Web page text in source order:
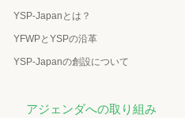
YSP-Japanとは？
YFWPとYSPの沿革
YSP-Japanの創設について
アジェンダへの取り組み